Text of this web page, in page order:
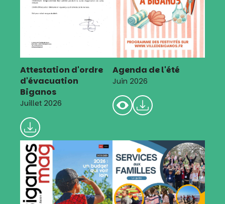
Attestation d'ordre
d'évacuation
Biganos
Juillet 2026
Agenda de l'été
Juin 2026